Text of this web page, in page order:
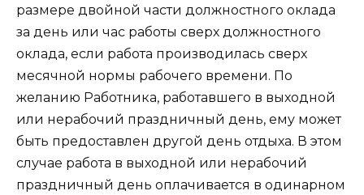
размере двойной части должностного оклада
за день или час работы сверх должностного
оклада, если работа производилась сверх
месячной нормы рабочего времени. По
желанию Работника, работавшего в выходной
или нерабочий праздничный день, ему может
быть предоставлен другой день отдыха. В этом
случае работа в выходной или нерабочий
праздничный день оплачивается в одинарном